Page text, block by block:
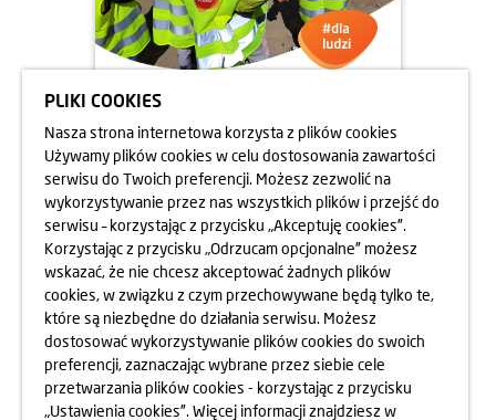
13.06.2025
UCZNIOWIE NA BUDOWIE
OSIEDLA RAPSODIA
dowiedz się więcej
PLIKI COOKIES
Nasza strona internetowa korzysta z plików cookies
Używamy plików cookies w celu dostosowania zawartości
serwisu do Twoich preferencji. Możesz zezwolić na
wykorzystywanie przez nas wszystkich plików i przejść do
serwisu – korzystając z przycisku „Akceptuję cookies”.
Korzystając z przycisku „Odrzucam opcjonalne” możesz
wskazać, że nie chcesz akceptować żadnych plików
cookies, w związku z czym przechowywane będą tylko te,
które są niezbędne do działania serwisu. Możesz
dostosować wykorzystywanie plików cookies do swoich
preferencji, zaznaczając wybrane przez siebie cele
przetwarzania plików cookies - korzystając z przycisku
„Ustawienia cookies”. Więcej informacji znajdziesz w